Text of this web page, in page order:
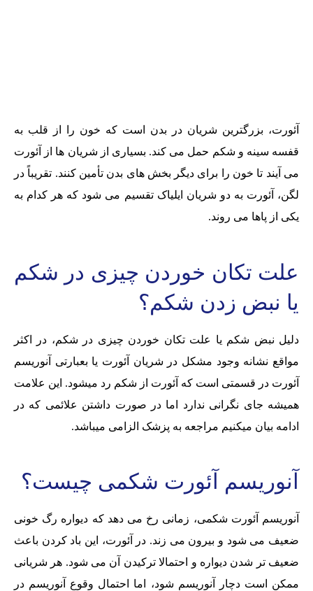
آئورت، بزرگترین شریان در بدن است که خون را از قلب به
قفسه سینه و شکم حمل می کند. بسیاری از شریان ها از آئورت
می آیند تا خون را برای دیگر بخش های بدن تأمین کنند. تقریباً در
لگن، آئورت به دو شریان ایلیاک تقسیم می شود که هر کدام به
یکی از پاها می روند.
علت تکان خوردن چیزی در شکم
یا نبض زدن شکم؟
دلیل نبض شکم یا علت تکان خوردن چیزی در شکم، در اکثر
مواقع نشانه وجود مشکل در شریان آئورت یا بعبارتی آنوریسم
آئورت در قسمتی است که آئورت از شکم رد میشود. این علامت
همیشه جای نگرانی ندارد اما در صورت داشتن علائمی که در
ادامه بیان میکنیم مراجعه به پزشک الزامی میباشد.
آنوریسم آئورت شکمی چیست؟
آنوریسم آئورت شکمی، زمانی رخ می دهد که دیواره رگ خونی
ضعیف می شود و بیرون می زند. در آئورت، این باد کردن باعث
ضعیف تر شدن دیواره و احتمالا ترکیدن آن می شود. هر شریانی
ممکن است دچار آنوریسم شود، اما احتمال وقوع آنوریسم در